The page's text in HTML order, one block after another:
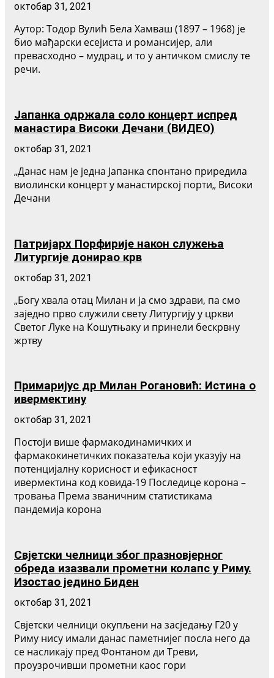
октобар 31, 2021
Аутор: Тодор Вулић Бела Хамваш (1897 – 1968) је
био мађарски есејиста и романсијер, али
превасходно – мудрац, и то у античком смислу те
речи.
Јапанка одржала соло концерт испред
манастира Високи Дечани (ВИДЕО)
октобар 31, 2021
„Данас нам је једна Јапанка спонтано приредила
виолински концерт у манастирској порти„ Високи
Дечани
Патријарх Порфирије након служења
Литургије донирао крв
октобар 31, 2021
„Богу хвала отац Милан и ја смо здрави, па смо
заједно прво служили свету Литургију у цркви
Светог Луке на Кошутњаку и принели бескрвну
жртву
Примаријус др Милан Рогановић: Истина о
ивермектину
октобар 31, 2021
Постоји више фармакодинамичких и
фармакокинетичких показатеља који указују на
потенцијалну корисност и ефикасност
ивермектина код ковида-19 Последице корона –
тровања Према званичним статистикама
пандемија корона
Свјетски челници због празновјерног
обреда изазвали прометни колапс у Риму.
Изостао једино Биден
октобар 31, 2021
Свјетски челници окупљени на засједању Г20 у
Риму нису имали данас паметнијег посла него да
се насликају пред Фонтаном ди Треви,
проузрочивши прометни каос гори